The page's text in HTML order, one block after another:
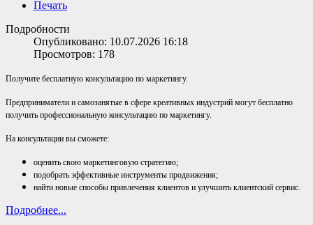
Печать
Подробности
Опубликовано: 10.07.2026 16:18
Просмотров: 178
Получите бесплатную консультацию по маркетингу.
Предприниматели и самозанятые в сфере креативных индустрий могут бесплатно
получить профессиональную консультацию по маркетингу.
На консультации вы сможете:
оценить свою маркетинговую стратегию;
подобрать эффективные инструменты продвижения;
найти новые способы привлечения клиентов и улучшить клиентский сервис.
Подробнее...